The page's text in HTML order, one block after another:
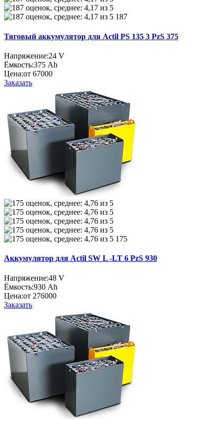
187
Тяговый аккумулятор для Actil PS 135 3 PzS 375
Напряжение:24 V
Ёмкость:375 Ah
Цена:от 67000
Заказать
175
Аккумулятор для Actil SW L -LT 6 PzS 930
Напряжение:48 V
Ёмкость:930 Ah
Цена:от 276000
Заказать